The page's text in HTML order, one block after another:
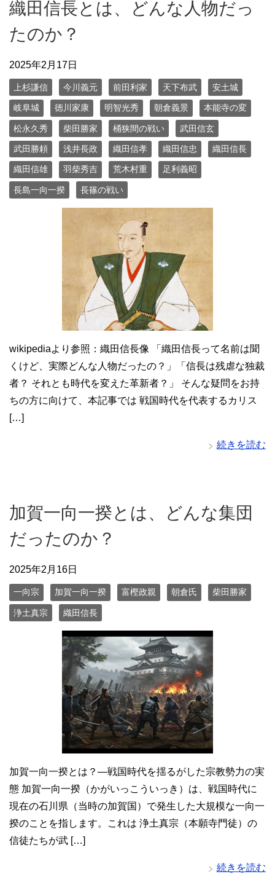
織田信長とは、どんな人物だっ
たのか？
2025年2月17日
上杉謙信 今川義元 前田利家 天下布武 安土城
岐阜城 徳川家康 明智光秀 朝倉義景 本能寺の変
松永久秀 柴田勝家 桶狭間の戦い 武田信玄
武田勝頼 浅井長政 織田信孝 織田信忠 織田信長
織田信雄 羽柴秀吉 荒木村重 足利義昭
長島一向一揆 長篠の戦い
wikipediaより参照：織田信長像 「織田信長って名前は聞
くけど、実際どんな人物だったの？」「信長は残虐な独裁
者？ それとも時代を変えた革新者？」 そんな疑問をお持
ちの方に向けて、本記事では 戦国時代を代表するカリス
[…]
続きを読む
加賀一向一揆とは、どんな集団
だったのか？
2025年2月16日
一向宗 加賀一向一揆 富樫政親 朝倉氏 柴田勝家
浄土真宗 織田信長
加賀一向一揆とは？—戦国時代を揺るがした宗教勢力の実
態 加賀一向一揆（かがいっこういっき）は、戦国時代に
現在の石川県（当時の加賀国）で発生した大規模な一向一
揆のことを指します。これは 浄土真宗（本願寺門徒）の
信徒たちが武 […]
続きを読む